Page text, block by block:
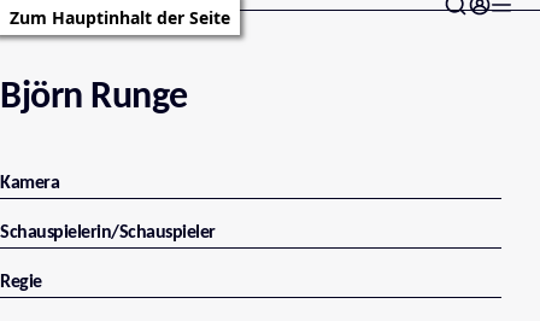
Zum Hauptinhalt der Seite
Björn Runge
Kamera
Schauspielerin/Schauspieler
Regie